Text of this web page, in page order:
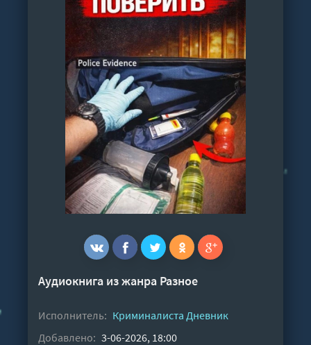
Аудиокнига из жанра Разное
Исполнитель: Криминалиста Дневник
Добавлено: 3-06-2026, 18:00